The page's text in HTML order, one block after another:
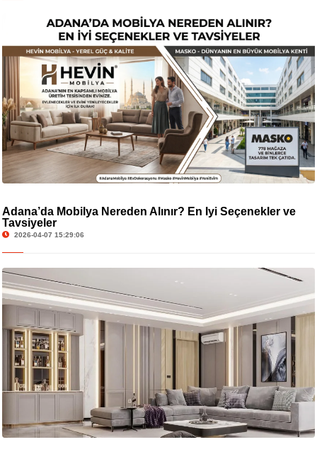
Adana’da Mobilya Nereden Alınır? En İyi Seçenekler ve
Tavsiyeler
2026-04-07 15:29:06